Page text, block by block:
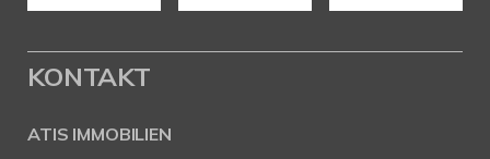
KONTAKT
ATIS IMMOBILIEN